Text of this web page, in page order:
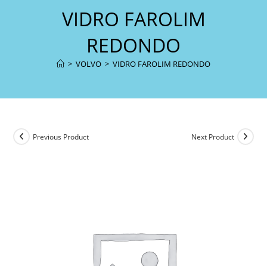
VIDRO FAROLIM
REDONDO
> VOLVO > VIDRO FAROLIM REDONDO
Previous Product Next Product